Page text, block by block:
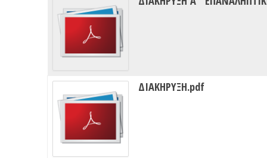
ΔΙΑΚΗΡΥΞΗ.pdf